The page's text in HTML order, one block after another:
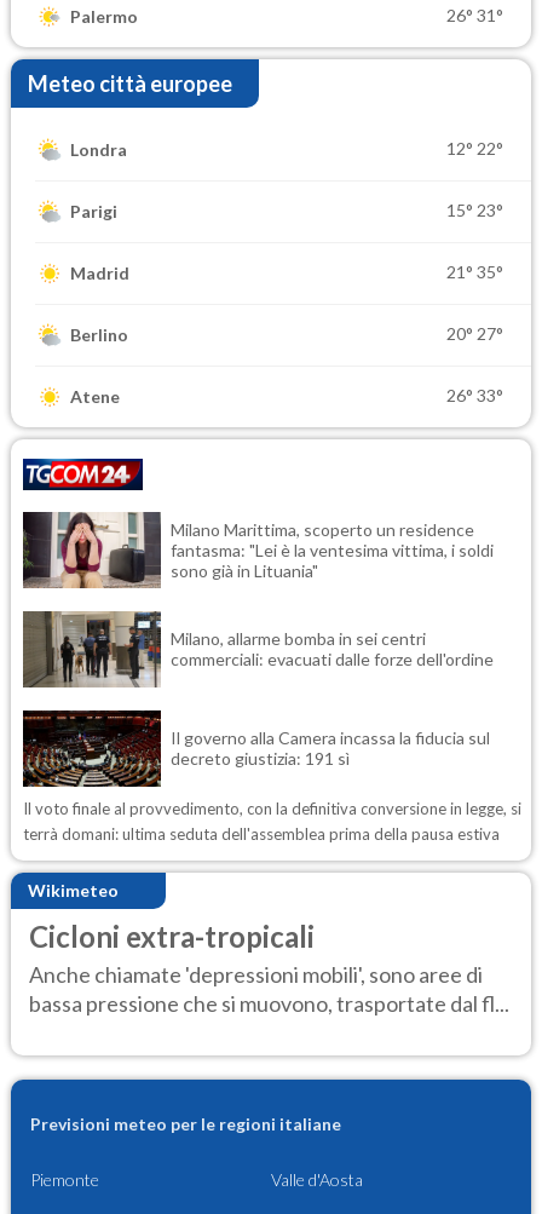
Palermo 26° 31°
Meteo città europee
Londra 12° 22°
Parigi 15° 23°
Madrid 21° 35°
Berlino 20° 27°
Atene 26° 33°
Milano Marittima, scoperto un residence
fantasma: "Lei è la ventesima vittima, i soldi
sono già in Lituania"
Milano, allarme bomba in sei centri
commerciali: evacuati dalle forze dell'ordine
Il governo alla Camera incassa la fiducia sul
decreto giustizia: 191 sì
Il voto finale al provvedimento, con la definitiva conversione in legge, si
terrà domani: ultima seduta dell'assemblea prima della pausa estiva
Wikimeteo
Cicloni extra-tropicali
Anche chiamate 'depressioni mobili', sono aree di
bassa pressione che si muovono, trasportate dal fl...
Previsioni meteo per le regioni italiane
Piemonte Valle d'Aosta